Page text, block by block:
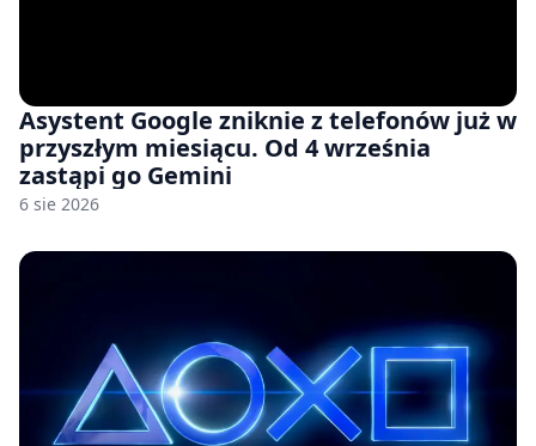
Asystent Google zniknie z telefonów już w
przyszłym miesiącu. Od 4 września
zastąpi go Gemini
6 sie 2026